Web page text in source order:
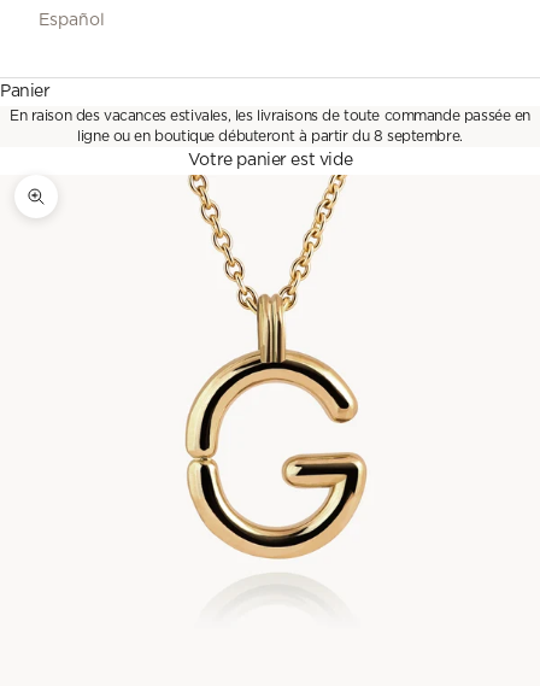
Español
Panier
En raison des vacances estivales, les livraisons de toute commande passée en
ligne ou en boutique débuteront à partir du 8 septembre.
Votre panier est vide
Zoomer sur l'image